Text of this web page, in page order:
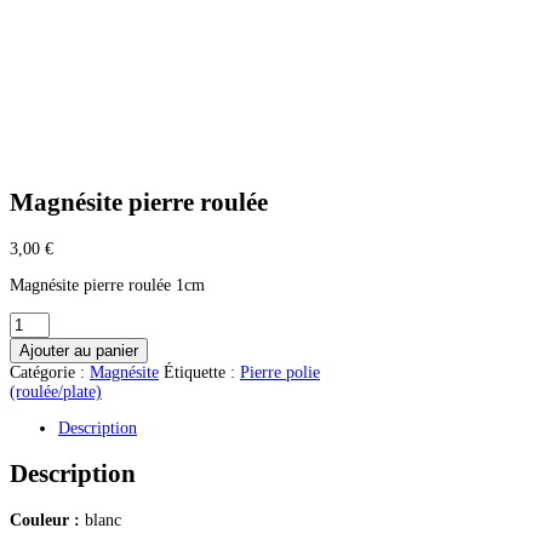
Magnésite pierre roulée
3,00 €
Magnésite pierre roulée 1cm
quantité
de
Magnésite
pierre
roulée
Ajouter au panier
Catégorie : Magnésite Étiquette : Pierre polie
(roulée/plate)
Description
Description
Couleur : blanc